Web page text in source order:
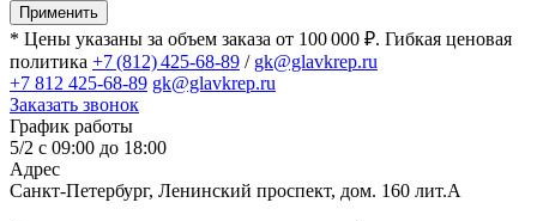
Применить
* Цены указаны за объем заказа от 100 000 ₽. Гибкая ценовая
политика +7 (812) 425-68-89 / gk@glavkrep.ru
+7 812 425-68-89 gk@glavkrep.ru
Заказать звонок
График работы
5/2 с 09:00 до 18:00
Адрес
Санкт-Петербург, Ленинский проспект, дом. 160 лит.А